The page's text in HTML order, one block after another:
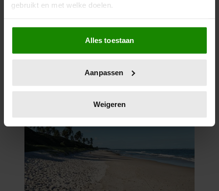
gebruikt en met welke doelen.
Als u het toestaat, willen we ook graag:
Informatie verzamelen over uw geografische
locatie, die tot een paar meter nauwkeurig kan zijn
scannen op specifieke eigenschappen (fingerprinting)
verwerkt en stel uw voorkeuren in het
intrekken in de Cookieverklaring.
We gebruiken cookies om content en advertenties te
personaliseren, om functies voor social media te bieden
en om ons websiteverkeer te analyseren. Ook delen we
informatie over uw gebruik van onze site met onze
Alles toestaan
Aanpassen
Weigeren